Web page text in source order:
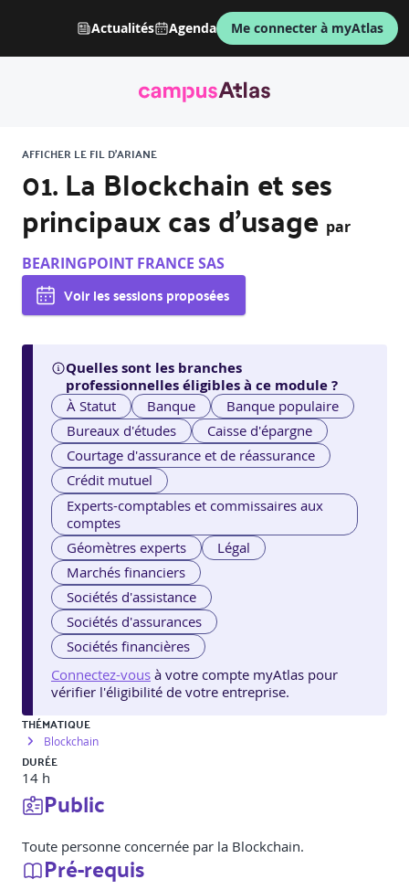
Actualités Agenda Me connecter à myAtlas
AFFICHER LE FIL D'ARIANE
01. La Blockchain et ses
principaux cas d'usage par
BEARINGPOINT FRANCE SAS
Voir les sessions proposées
Quelles sont les branches
professionnelles éligibles à ce module ?
À Statut Banque
Banque populaire
Bureaux d'études
Caisse d'épargne
Courtage d'assurance et de réassurance
Crédit mutuel
Experts-comptables et commissaires aux
comptes
Géomètres experts
Légal
Marchés financiers
Sociétés d'assistance
Sociétés d'assurances
Sociétés financières
Connectez-vous à votre compte myAtlas pour
vérifier l'éligibilité de votre entreprise.
THÉMATIQUE
Blockchain
DURÉE
14 h
Public
Toute personne concernée par la Blockchain.
Pré-requis